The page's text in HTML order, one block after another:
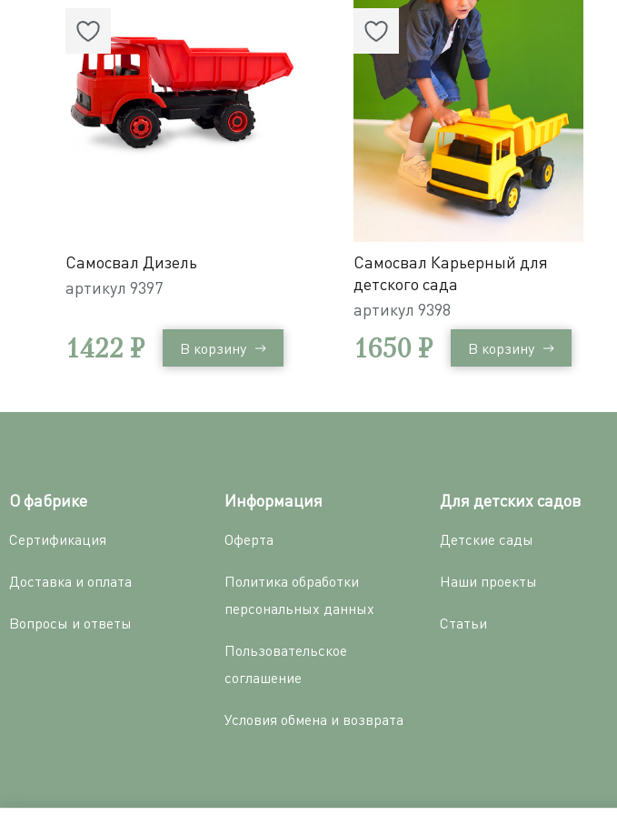
Самосвал Дизель
артикул 9397
1422 ₽ В корзину
Самосвал Карьерный для
детского сада
артикул 9398
1650 ₽ В корзину
О фабрике
Сертификация
Доставка и оплата
Вопросы и ответы
Информация
Оферта
Политика обработки
персональных данных
Пользовательское
соглашение
Условия обмена и возврата
Для детских садов
Детские сады
Наши проекты
Статьи